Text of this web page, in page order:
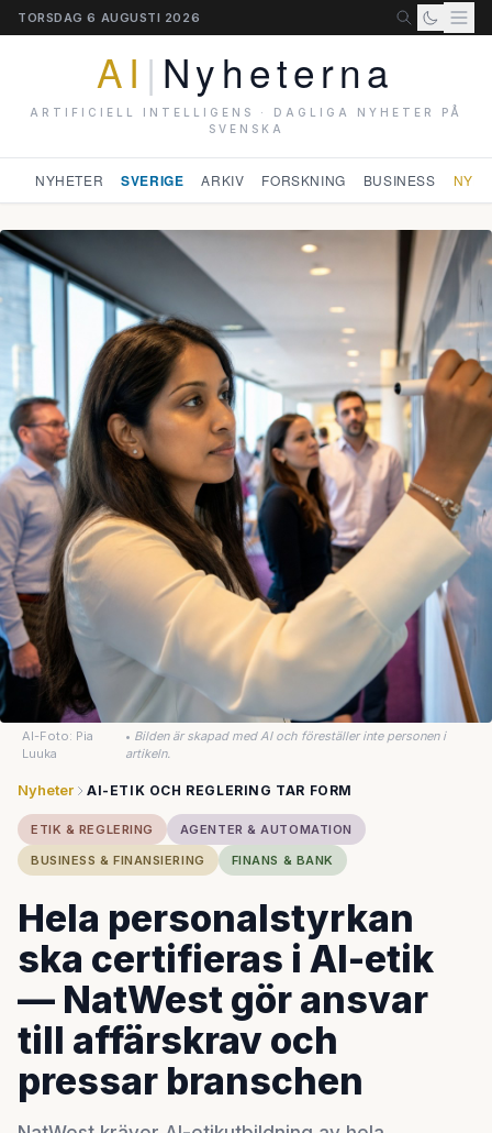
TORSDAG 6 AUGUSTI 2026
AI | Nyheterna
ARTIFICIELL INTELLIGENS · DAGLIGA NYHETER PÅ
SVENSKA
NYHETER SVERIGE ARKIV FORSKNING BUSINESS
AI-Foto: Pia
Luuka
• Bilden är skapad med AI och föreställer inte personen i
artikeln.
Nyheter AI-ETIK OCH REGLERING TAR FORM
ETIK & REGLERING
AGENTER & AUTOMATION
BUSINESS & FINANSIERING
FINANS & BANK
Hela personalstyrkan
ska certifieras i AI-etik
— NatWest gör ansvar
till affärskrav och
pressar branschen